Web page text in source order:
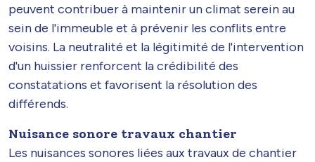
peuvent contribuer à maintenir un climat serein au
sein de l'immeuble et à prévenir les conflits entre
voisins. La neutralité et la légitimité de l'intervention
d'un huissier renforcent la crédibilité des
constatations et favorisent la résolution des
différends.
Nuisance sonore travaux chantier
Les nuisances sonores liées aux travaux de chantier